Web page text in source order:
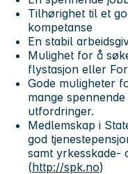
Tilhørighet til et
kompetanse
En stabil
Mulighet for å
flystasjon eller
Gode muligheter
mange
utfordringer.
Medlemskap i
god
samt yrkesskade-
(http://spk.no)